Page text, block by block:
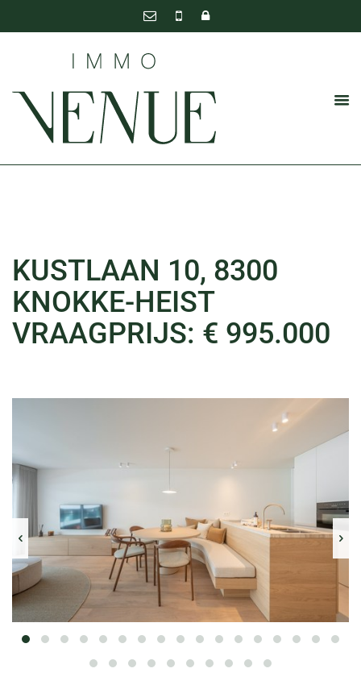
KUSTLAAN 10, 8300
KNOKKE-HEIST
VRAAGPRIJS: € 995.000